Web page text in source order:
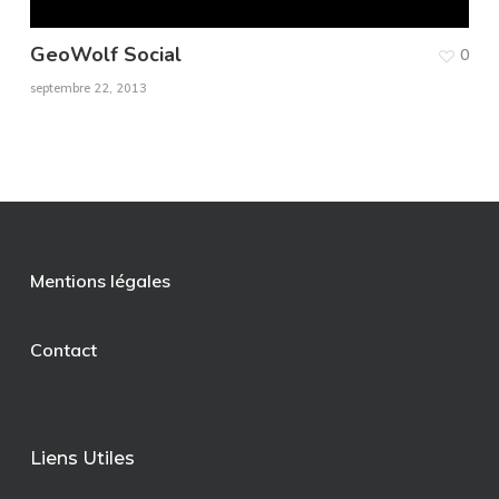
GeoWolf Social
septembre 22, 2013
0
Mentions légales
Contact
Liens Utiles